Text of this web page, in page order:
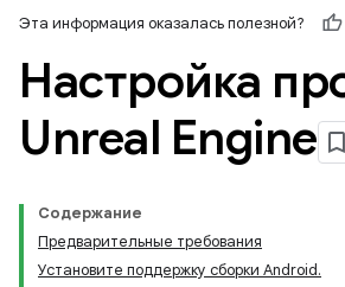
Эта информация оказалась полезной?
Настройка
Unreal Engine
Содержание
Предварительные требования
Установите поддержку сборки Android.